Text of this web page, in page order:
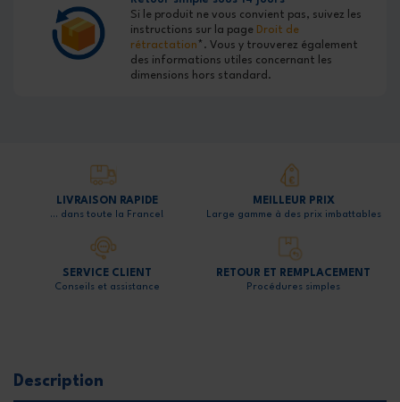
Si le produit ne vous convient pas, suivez les
instructions sur la page Droit de
rétractation *. Vous y trouverez également
des informations utiles concernant les
dimensions hors standard.
LIVRAISON RAPIDE
… dans toute la France!
MEILLEUR PRIX
Large gamme à des prix imbattables
SERVICE CLIENT
Conseils et assistance
RETOUR ET REMPLACEMENT
Procédures simples
Description